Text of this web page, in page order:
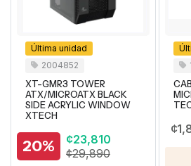
Última unidad
2004852
XT-GMR3 TOWER
ATX/MICROATX BLACK
SIDE ACRYLIC WINDOW
XTECH
20%
¢23,810
¢29,890